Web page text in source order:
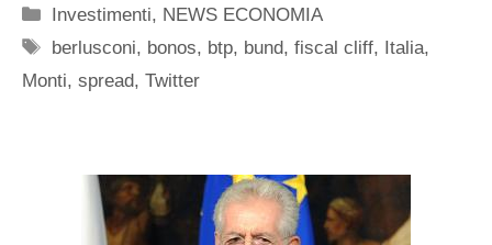
Categorie
Investimenti, NEWS ECONOMIA
Tag
berlusconi, bonos, btp, bund,fiscal cliff, Italia,
Monti, spread, Twitter